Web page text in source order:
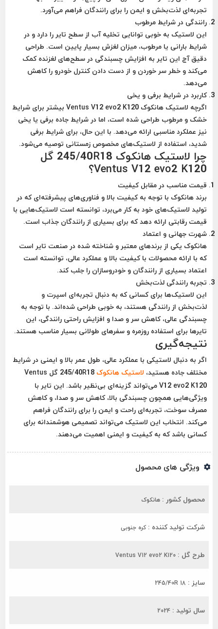
تجربه‌ای لذت‌بخش و ایمن را برای رانندگان فراهم می‌آورد.
رانندگی در شرایط مرطوب
این لاستیک به خوبی توانایی تخلیه آب از سطح تایر را دارد و در
شرایط بارانی یا مرطوب، میزان لغزش بسیار پایین است. طراحی
دقیق آج این تایر به افزایش چسبندگی در سطح‌های لغزنده کمک
می‌کند و خطر سر خوردن و از دست دادن کنترل خودرو را کاهش
می‌دهد.
کاربرد در شرایط برفی و یخی
اگرچه لاستیک هانکوک Ventus V12 evo2 K120 بیشتر برای شرایط
خشک و مرطوب طراحی شده است، اما در شرایط جاده برفی یا یخی
نیز عملکرد مناسبی ارائه می‌دهد. با این حال، برای شرایط برفی
شدید، استفاده از لاستیک‌های مخصوص زمستانی توصیه می‌شود.
چرا لاستیک هانکوک 245/40R18 گل
Ventus V12 evo2 K120؟
قیمت مناسب در مقابل کیفیت
برند هانکوک با توجه به کیفیت بالا و فناوری‌های پیشرفته‌ای که در
تولید لاستیک‌های خود به کار می‌برد، توانسته است لاستیک‌هایی با
قیمت رقابتی ارائه دهد که برای بسیاری از رانندگان جذاب است.
شهرت جهانی و اعتماد
هانکوک یکی از برندهای معتبر و شناخته شده در صنعت تایر است
که با ارائه محصولات با کیفیت بالا و عملکرد عالی، توانسته است
اعتماد بسیاری از رانندگان و خودروسازان را جلب کند.
تجربه رانندگی لذت‌بخش
این لاستیک‌ها برای کسانی که به دنبال تجربه‌ای اسپرت و
لذت‌بخش از رانندگی هستند، به خوبی طراحی شده‌اند. با توجه به
چسبندگی عالی، کاهش سر و صدا و افزایش راحتی رانندگی، این
تایرها برای استفاده روزمره و سفرهای طولانی بسیار مناسب هستند.
نتیجه‌گیری
اگر به دنبال لاستیکی با عملکرد عالی، طول عمر بالا و ایمنی در شرایط
مختلف جاده هستید، لاستیک هانکوک
245/40R18 گل Ventus
V12 evo2 K120 می‌تواند گزینه‌ای بی‌نظیر باشد. این تایر با
ویژگی‌هایی همچون چسبندگی بالا، کاهش سر و صدا، و کاهش
مصرف سوخت، تجربه‌ای راحت و ایمن را برای رانندگان فراهم
می‌کند. انتخاب این لاستیک می‌تواند تصمیمی هوشمندانه برای
کسانی باشد که به کیفیت و ایمنی اهمیت می‌دهند.
ویژگی های محصول
محصول کشور : هانکوک
شرکت تولید کننده : کره جنوبی
طرح گل : Ventus V12 evo2 K120
سایز : 245/40R 18
سال تولید : 2024